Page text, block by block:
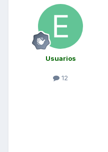
Usuarios
12